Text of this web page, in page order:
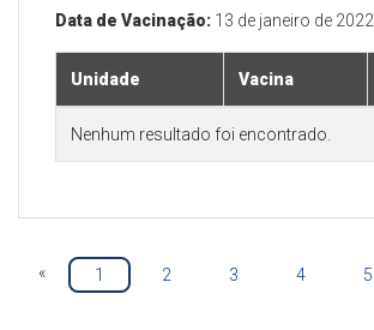
Data de Vacinação: 13 de janeiro de 2022
Unidade Vacina
Nenhum resultado foi encontrado.
« 1 2 3 4 5